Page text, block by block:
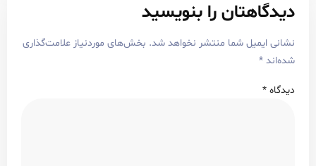
را بنویسید
شما منتشر نخواهد شد. بخش‌های موردنیاز علامت‌گذاری